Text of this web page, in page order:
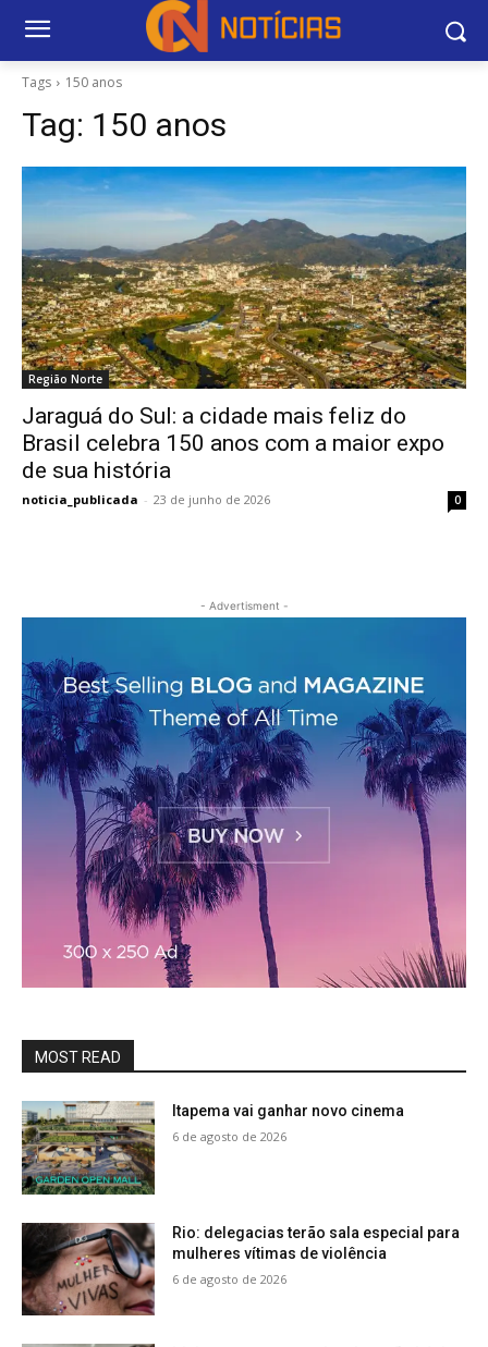
Tags 150 anos
Tag: 150 anos
Região Norte
Jaraguá do Sul: a cidade mais feliz do
Brasil celebra 150 anos com a maior expo
de sua história
noticia_publicada - 23 de junho de 2026 0
- Advertisment -
MOST READ
Itapema vai ganhar novo cinema
6 de agosto de 2026
Rio: delegacias terão sala especial para
mulheres vítimas de violência
6 de agosto de 2026